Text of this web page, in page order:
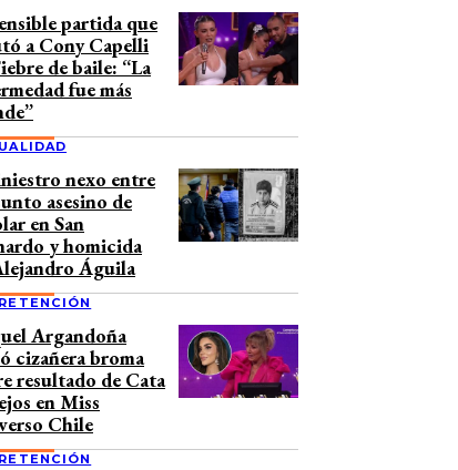
partida que
a Cony Capelli
de baile: “La
fue más
nexo entre
asesino de
en San
y homicida
Águila
Argandoña
cizañera broma
resultado de Cata
en Miss
Chile